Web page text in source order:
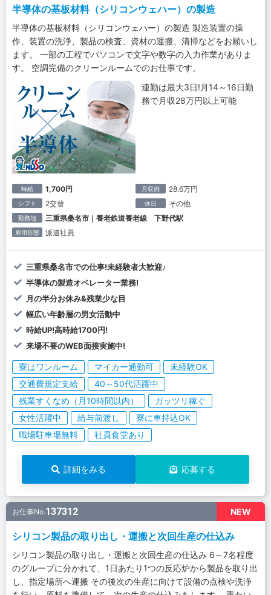
半導体の基板材料（シリコンウェハー）の製造
半導体の基板材料（シリコンウェハー）の製造 製造装置の操
作、装置の洗浄、製品の検査、資材の運搬、清掃などをお願いし
ます。 一部の工程でパソコンで文字や数字の入力作業がありま
す。 空調完備のクリーンルームでのお仕事です。
連勤は最大3日!月14～16日勤
務で月収28万円以上可能
時給 1,700円 月収例 28.6万円
シフト 2交替 休日 その他
勤務地 三重県桑名市｜養老鉄道養老線 下野代駅
雇用形態 派遣社員
三重県桑名市での仕事!未経験者大歓迎♪
半導体の製造オペレーター業務!
月の半分お休み&残業少な目
幅広い年齢層の男女活動中
時給UP!高時給1700円!
来場不要のWEB面接実施中!
寮はワンルーム マイカー通勤可
未経験OK
交通費規定支給
40～50代活躍中
残業すくなめ（月10時間以内）
ガッツリ稼ぐ
女性活躍中
給与前渡し
寮に車持込OK
職場駐車場無料
社員食堂あり
詳細をみる 応募する
NEW
お仕事No.137312
シリコン製品の取り出し・運搬と次回生産の仕込み
シリコン製品の取り出し・運搬と次回生産の仕込み 6～7名程度
のグループに分かれて、1日あたり1つの反応炉から製品を取り出
し、指定場所へ運搬 その後次の生産に向けて設備の点検や洗浄